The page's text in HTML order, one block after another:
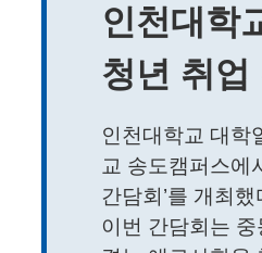
인천대학
청년 취업
인천대학교 대학
교 송도캠퍼스에
간담회’를 개최
이번 간담회는